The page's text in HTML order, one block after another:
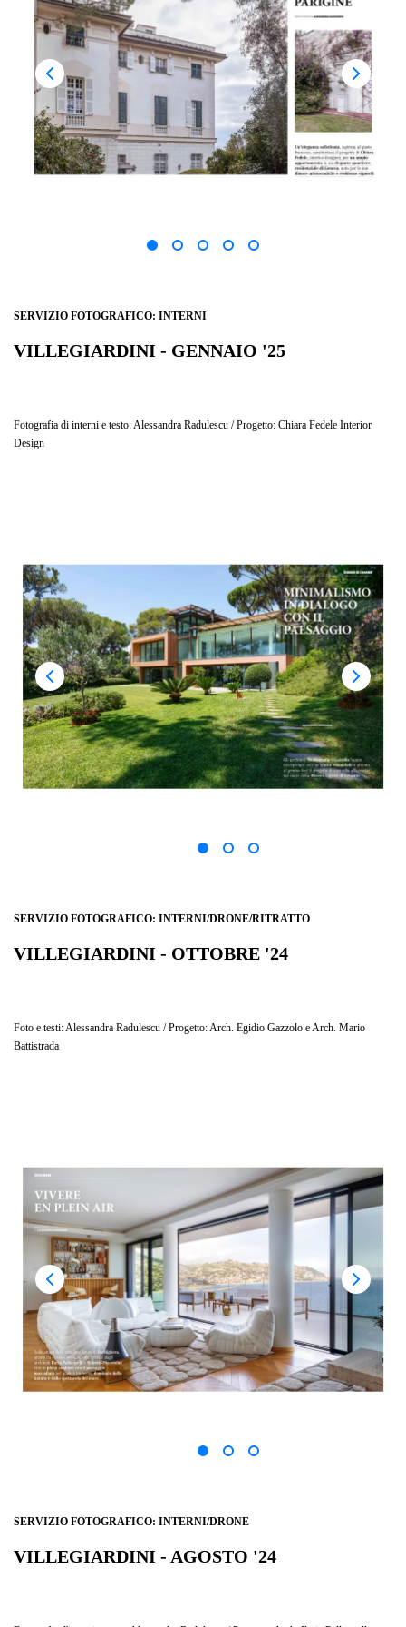
SERVIZIO FOTOGRAFICO: INTERNI
VILLEGIARDINI - GENNAIO '25
Fotografia di interni e testo: Alessandra Radulescu / Progetto: Chiara Fedele Interior
Design
SERVIZIO FOTOGRAFICO: INTERNI/DRONE/RITRATTO
VILLEGIARDINI - OTTOBRE '24
Foto e testi: Alessandra Radulescu / Progetto: Arch. Egidio Gazzolo e Arch. Mario
Battistrada
SERVIZIO FOTOGRAFICO: INTERNI/DRONE
VILLEGIARDINI - AGOSTO '24